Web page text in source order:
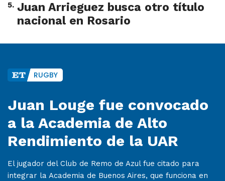
5. Juan Arrieguez busca otro título
nacional en Rosario
RUGBY
Juan Louge fue convocado
a la Academia de Alto
Rendimiento de la UAR
El jugador del Club de Remo de Azul fue citado para
integrar la Academia de Buenos Aires, que funciona en